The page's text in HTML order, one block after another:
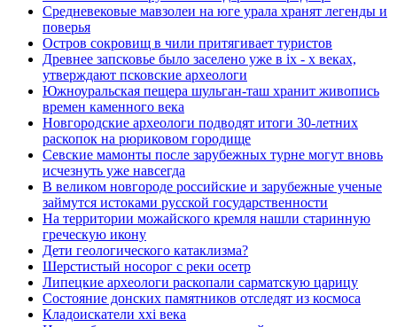
Средневековые мавзолеи на юге урала хранят легенды и
поверья
Остров сокровищ в чили притягивает туристов
Древнее запсковье было заселено уже в ix - x веках,
утверждают псковские археологи
Южноуральская пещера шульган-таш хранит живопись
времен каменного века
Новгородские археологи подводят итоги 30-летних
раскопок на рюриковом городище
Севские мамонты после зарубежных турне могут вновь
исчезнуть уже навсегда
В великом новгороде российские и зарубежные ученые
займутся истоками русской государственности
На территории можайского кремля нашли старинную
греческую икону
Дети геологического катаклизма?
Шерстистый носорог с реки осетр
Липецкие археологи раскопали сарматскую царицу
Состояние донских памятников отследят из космоса
Кладоискатели xxi века